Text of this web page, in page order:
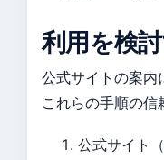
利用を検
公式サイトの案内
これらの手順の信
公式サイト